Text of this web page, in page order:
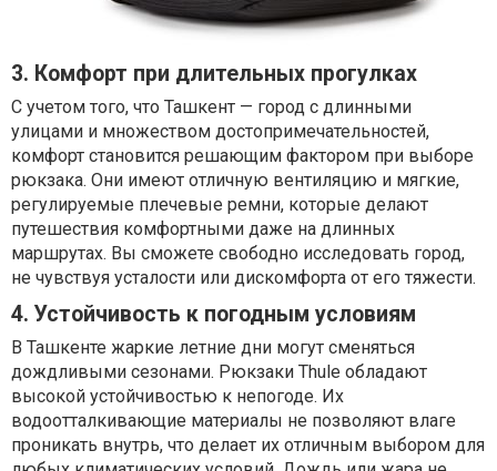
3. Комфорт при длительных прогулках
С учетом того, что Ташкент — город с длинными
улицами и множеством достопримечательностей,
комфорт становится решающим фактором при выборе
рюкзака. Они имеют отличную вентиляцию и мягкие,
регулируемые плечевые ремни, которые делают
путешествия комфортными даже на длинных
маршрутах. Вы сможете свободно исследовать город,
не чувствуя усталости или дискомфорта от его тяжести.
4. Устойчивость к погодным условиям
В Ташкенте жаркие летние дни могут сменяться
дождливыми сезонами. Рюкзаки Thule обладают
высокой устойчивостью к непогоде. Их
водоотталкивающие материалы не позволяют влаге
проникать внутрь, что делает их отличным выбором для